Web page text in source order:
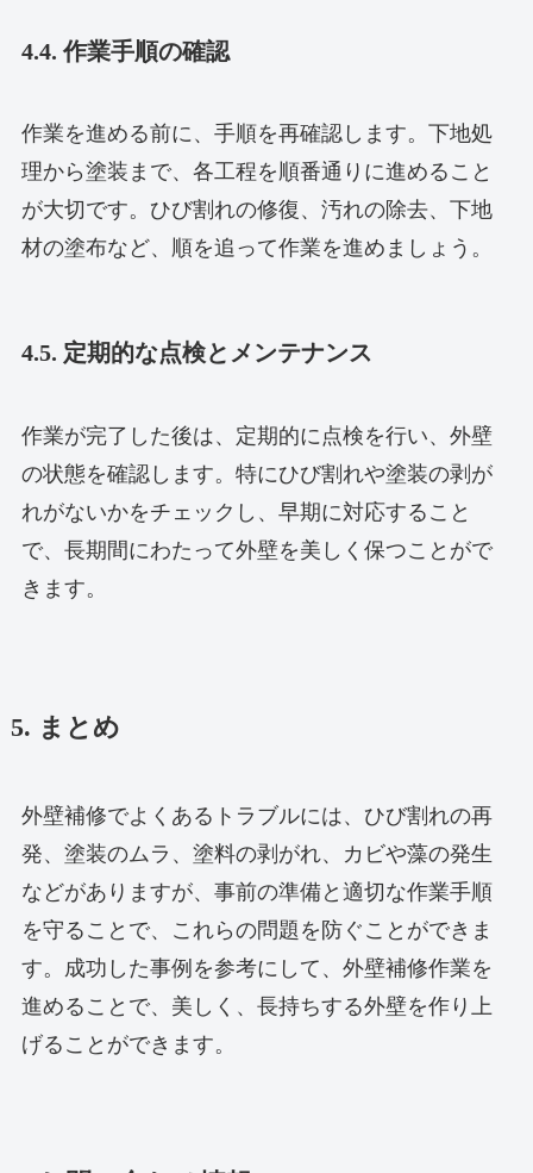
4.4. 作業手順の確認
作業を進める前に、手順を再確認します。下地処
理から塗装まで、各工程を順番通りに進めること
が大切です。ひび割れの修復、汚れの除去、下地
材の塗布など、順を追って作業を進めましょう。
4.5. 定期的な点検とメンテナンス
作業が完了した後は、定期的に点検を行い、外壁
の状態を確認します。特にひび割れや塗装の剥が
れがないかをチェックし、早期に対応すること
で、長期間にわたって外壁を美しく保つことがで
きます。
5. まとめ
外壁補修でよくあるトラブルには、ひび割れの再
発、塗装のムラ、塗料の剥がれ、カビや藻の発生
などがありますが、事前の準備と適切な作業手順
を守ることで、これらの問題を防ぐことができま
す。成功した事例を参考にして、外壁補修作業を
進めることで、美しく、長持ちする外壁を作り上
げることができます。